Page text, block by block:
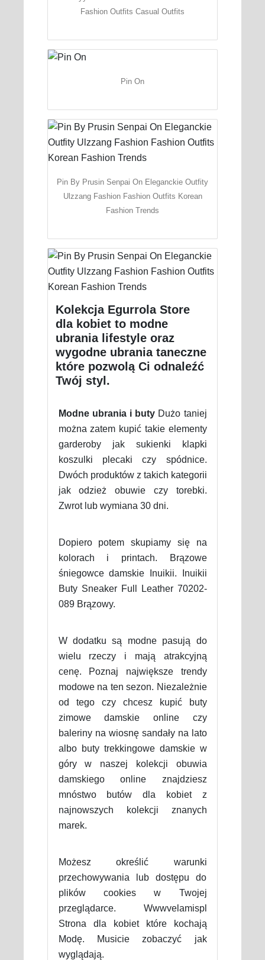
Fashion Outfits Casual Outfits
Pin On
Pin By Prusin Senpai On Eleganckie Outfity
Ulzzang Fashion Fashion Outfits Korean
Fashion Trends
Kolekcja Egurrola Store
dla kobiet to modne
ubrania lifestyle oraz
wygodne ubrania taneczne
które pozwolą Ci odnaleźć
Twój styl.
Modne ubrania i buty Dużo taniej
można zatem kupić takie elementy
garderoby jak sukienki klapki
koszulki plecaki czy spódnice.
Dwóch produktów z takich kategorii
jak odzież obuwie czy torebki.
Zwrot lub wymiana 30 dni.
Dopiero potem skupiamy się na
kolorach i printach. Brązowe
śniegowce damskie Inuikii. Inuikii
Buty Sneaker Full Leather 70202-
089 Brązowy.
W dodatku są modne pasują do
wielu rzeczy i mają atrakcyjną
cenę. Poznaj największe trendy
modowe na ten sezon. Niezależnie
od tego czy chcesz kupić buty
zimowe damskie online czy
baleriny na wiosnę sandały na lato
albo buty trekkingowe damskie w
góry w naszej kolekcji obuwia
damskiego online znajdziesz
mnóstwo butów dla kobiet z
najnowszych kolekcji znanych
marek.
Możesz określić warunki
przechowywania lub dostępu do
plików cookies w Twojej
przeglądarce. Wwwvelamispl
Strona dla kobiet które kochają
Modę. Musicie zobaczyć jak
wyglądają.